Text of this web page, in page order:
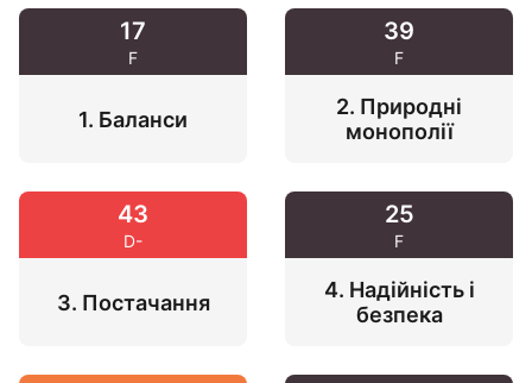
2. Природні
монополії
4. Надійність і
безпека
1. Баланси
3. Постачання